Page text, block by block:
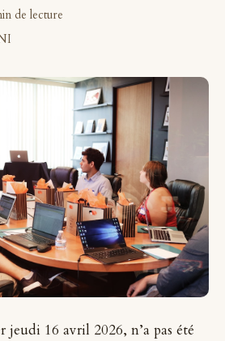
de lecture
jeudi 16 avril 2026, n’a pas été